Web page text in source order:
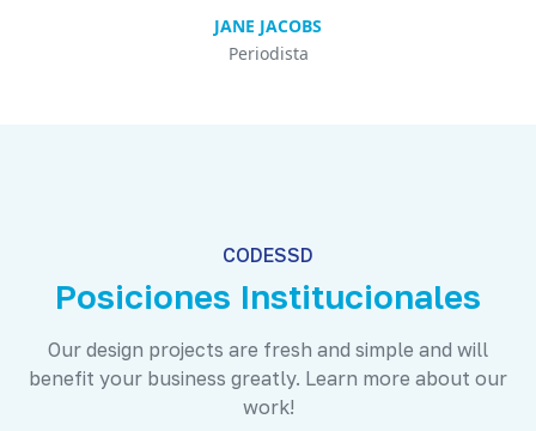
JANE JACOBS
Periodista
CODESSD
Posiciones Institucionales
Our design projects are fresh and simple and will
benefit your business greatly. Learn more about our
work!